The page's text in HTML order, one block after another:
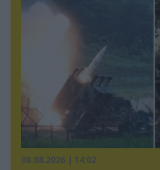
08.08.2026 | 14:02